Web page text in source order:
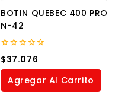
BOTIN QUEBEC 400 PRO
N-42
0
out
of
$37.076
Agregar Al Carrito